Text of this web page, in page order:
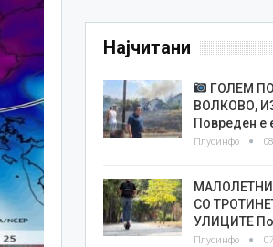
Најчитани
ГОЛЕМ
ВОЛКОВО,
Повреден е
Плусинфо
СО
УЛИЦИТЕ
Плусинфо